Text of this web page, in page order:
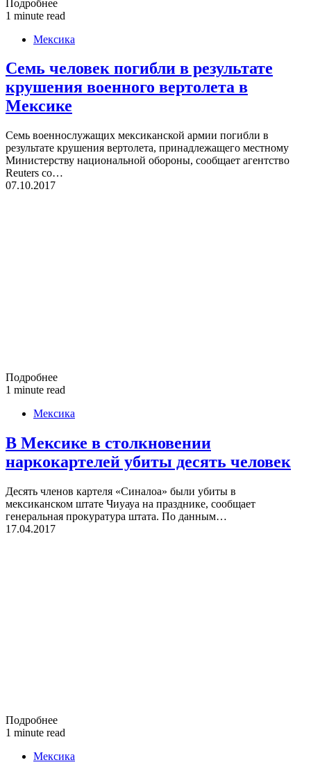
Подробнее
1 minute read
Мексика
Семь человек погибли в результате
крушения военного вертолета в
Мексике
Семь военнослужащих мексиканской армии погибли в
результате крушения вертолета, принадлежащего местному
Министерству национальной обороны, сообщает агентство
Reuters со…
07.10.2017
Подробнее
1 minute read
Мексика
В Мексике в столкновении
наркокартелей убиты десять человек
Десять членов картеля «Синалоа» были убиты в
мексиканском штате Чиуауа на празднике, сообщает
генеральная прокуратура штата. По данным…
17.04.2017
Подробнее
1 minute read
Мексика